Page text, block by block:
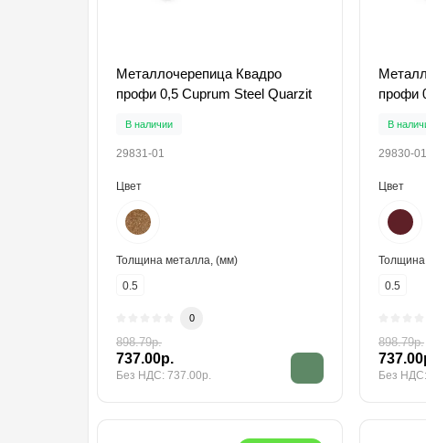
Металлочерепица Квадро
профи 0,5 Cuprum Steel Quarzit
В наличии
29831-01
Цвет
Толщина металла, (мм)
0.5
0
898.79р.
737.00р.
Без НДС: 737.00р.
профи
В
29830-01
Цвет
0.5
898.79р.
Без НДС: